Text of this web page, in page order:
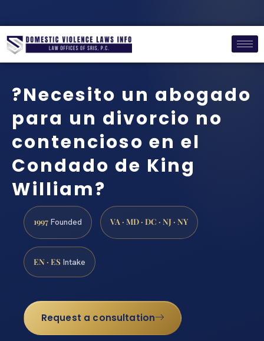
?Necesito un abogado
para un divorcio no
contencioso en el
Condado de King
William?
1997 Founded VA · MD · DC · NJ · NY
EN · ES Intake
Request a consultation